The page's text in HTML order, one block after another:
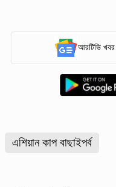
আরটিভি
এশিয়ান কাপ বাছাইপর্ব